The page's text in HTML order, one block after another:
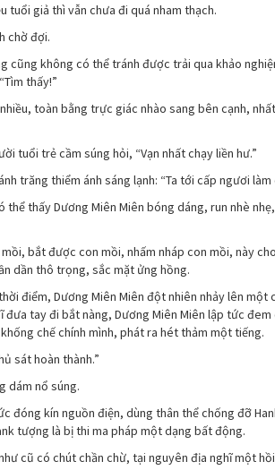
tuổi giả thì vẫn chưa đi quá nham thạch.
chờ đợi.
cũng không có thể tránh được trải qua khảo
thấy!”
toàn bằng trực giác nhào sang bên cạnh,
tuổi trẻ cầm súng hỏi, “Vạn nhất chạy liền hư.”
trăng thiểm ánh sáng lạnh: “Ta tới cấp ngươi làm
thấy Dương Miên Miên bóng dáng, run nhè
bắt được con mồi, nhấm nháp con mồi, này
dần thô trọng, sắc mặt ửng hồng.
điểm, Dương Miên Miên đột nhiên nhảy lên
tay đi bắt nàng, Dương Miên Miên lập tức
chế chính mình, phát ra hét thảm một tiếng.
sát hoàn thành.”
dám nổ súng.
đóng kín nguồn điện, dùng thân thể chống đỡ
tượng là bị thi ma pháp một dạng bất động.
cũ có chút chần chừ, tại nguyên địa nghĩ một